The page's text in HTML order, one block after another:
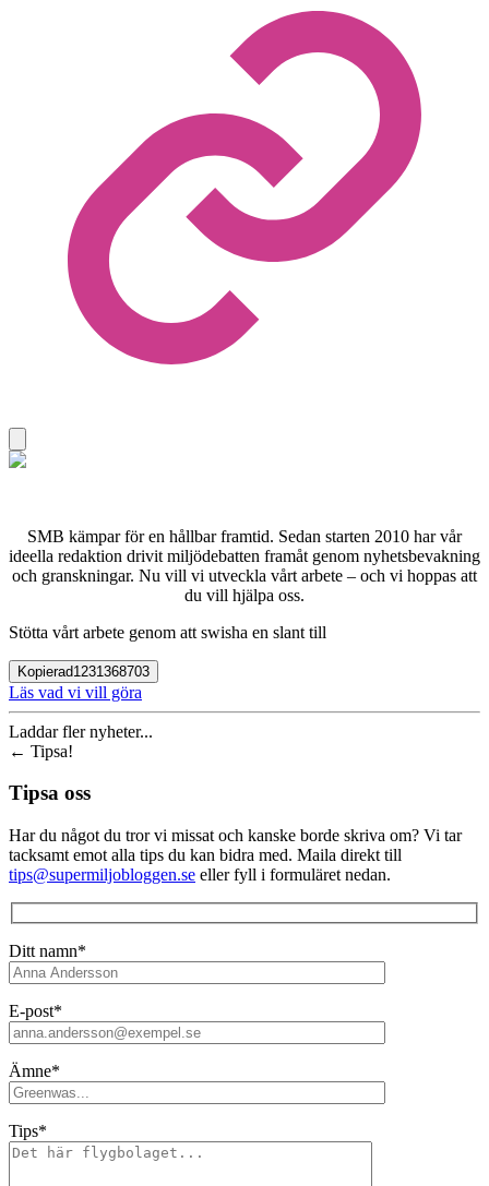
SMB kämpar för en hållbar framtid. Sedan starten 2010 har vår
ideella redaktion drivit miljödebatten framåt genom nyhetsbevakning
och granskningar. Nu vill vi utveckla vårt arbete – och vi hoppas att
du vill hjälpa oss.
Stötta vårt arbete genom att swisha en slant till
Kopierad1231368703
Läs vad vi vill göra
Laddar fler nyheter...
← Tipsa!
Tipsa oss
Har du något du tror vi missat och kanske borde skriva om? Vi tar
tacksamt emot alla tips du kan bidra med. Maila direkt till
tips@supermiljobloggen.se eller fyll i formuläret nedan.
Ditt namn*
E-post*
Ämne*
Tips*